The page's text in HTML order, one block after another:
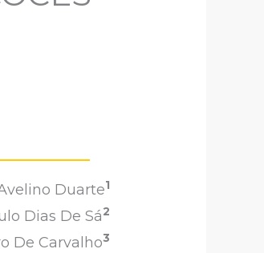
Duarte1
Dias De Sá2
De Carvalho3